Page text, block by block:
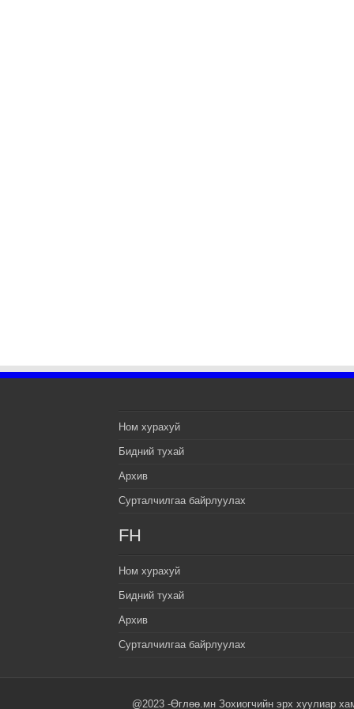
Ном хурахуй
Бидний тухай
Архив
Сурталчилгаа байрлуулах
FH
Ном хурахуй
Бидний тухай
Архив
Сурталчилгаа байрлуулах
@2023 -Өглөө.мн Зохиогчийн эрх хуулиар